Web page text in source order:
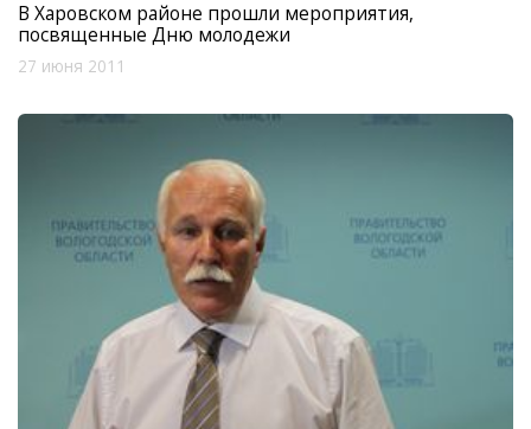
В Харовском районе прошли мероприятия,
посвященные Дню молодежи
27 июня 2011